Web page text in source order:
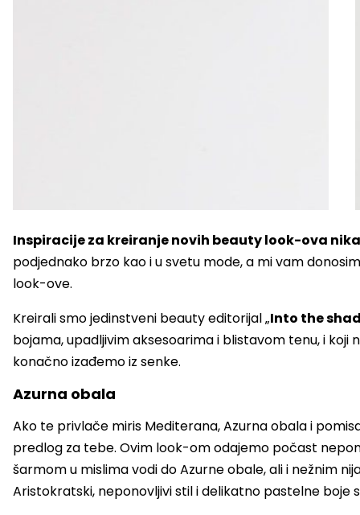
Inspiracije za kreiranje novih beauty look-ova
podjednako brzo kao i u svetu mode, a mi vam
look-ove.
Kreirali smo jedinstveni beauty editorijal „Into the
bojama, upadljivim aksesoarima i blistavom tenu, i koji
konačno izađemo iz senke.
Azurna obala
Ako te privlače miris Mediterana, Azurna obala i
predlog za tebe. Ovim look-om odajemo počast
šarmom u mislima vodi do Azurne obale, ali i nežnim
Aristokratski, neponovljivi stil i delikatno pastelne boje